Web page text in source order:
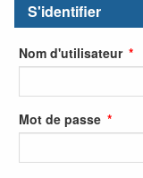
S'identifier
Nom d'utilisateur
Mot de passe